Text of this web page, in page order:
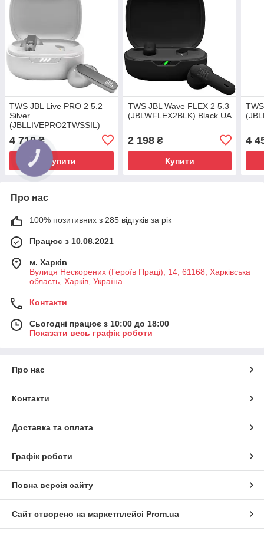
TWS JBL Live PRO 2 5.2
Silver
(JBLLIVEPRO2TWSSIL)
4 710₴
Купити
TWS JBL Wave FLEX 2 5.3
(JBLWFLEX2BLK) Black UA
2 198₴
Купити
4
Про нас
100% позитивних з 285 відгуків за рік
Працює з 10.08.2021
м. Харків
Вулиця Нескорених (Героїв Праці), 14, 61168, Харківська
область, Харків, Україна
Контакти
Сьогодні працює з 10:00 до 18:00
Показати весь графік роботи
Про нас
Контакти
Доставка та оплата
Графік роботи
Повна версія сайту
Сайт створено на маркетплейсі Prom.ua